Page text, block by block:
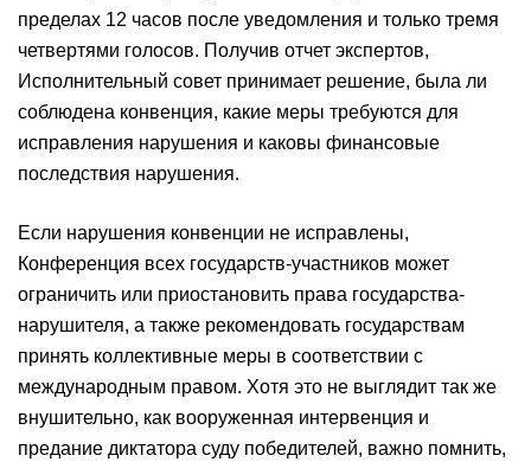
пределах 12 часов после уведомления и только тремя
четвертями голосов. Получив отчет экспертов,
Исполнительный совет принимает решение, была ли
соблюдена конвенция, какие меры требуются для
исправления нарушения и каковы финансовые
последствия нарушения.
Если нарушения конвенции не исправлены,
Конференция всех государств-участников может
ограничить или приостановить права государства-
нарушителя, а также рекомендовать государствам
принять коллективные меры в соответствии с
международным правом. Хотя это не выглядит так же
внушительно, как вооруженная интервенция и
предание диктатора суду победителей, важно помнить,